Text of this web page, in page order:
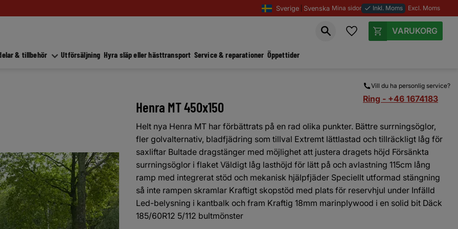
Sverige Svenska Mina sidor done Inkl. Moms Excl. Moms
Vill du ha personlig service?
Ring - +46 1674183
Favoriter
Kundvagn
& tillbehör Utförsäljning Hyra släp eller hästtransport Service & reparationer Öppettider
Henra MT 450x150
Helt nya Henra MT har förbättrats på en rad olika punkter. Bättre surrningsöglor,
fler golvalternativ, bladfjädring som tillval Extremt lättlastad och tillräckligt låg för
saxliftar Bultade dragstänger med möjlighet att justera dragets höjd Försänkta
surrningsöglor i flaket Väldigt låg lasthöjd för lätt på och avlastning 115cm lång
ramp med integrerat stöd och mekanisk hjälpfjäder Speciellt utformad stängning
så inte rampen skramlar Kraftigt skopstöd med plats för reservhjul under Infälld
Led-belysning i kantbalk och fram Kraftig 18mm marinplywood i en solid bit Däck
185/60R12 5/112 bultmönster